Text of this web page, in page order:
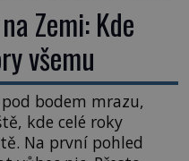
Zemi: Kde
všemu
bodem mrazu,
kde celé roky
Na první pohled